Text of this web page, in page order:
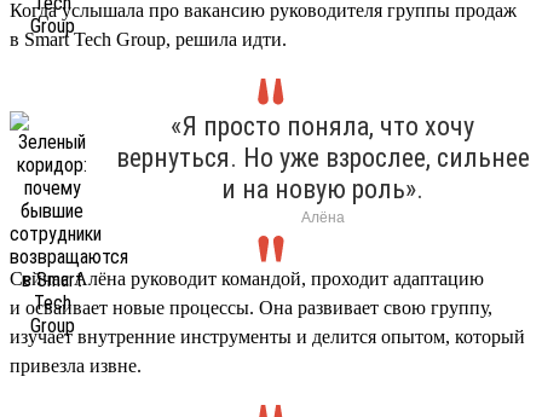
Когда услышала про вакансию руководителя группы продаж
в Smart Tech Group, решила идти.
«Я просто поняла, что хочу
вернуться. Но уже взрослее, сильнее
и на новую роль».
Алёна
Сейчас Алёна руководит командой, проходит адаптацию
и осваивает новые процессы. Она развивает свою группу,
изучает внутренние инструменты и делится опытом, который
привезла извне.